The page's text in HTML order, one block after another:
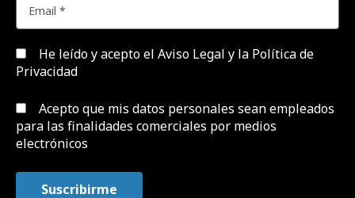
He leído y acepto el Aviso Legal y la Política de
Privacidad
Acepto que mis datos personales sean empleados
para las finalidades comerciales por medios
electrónicos